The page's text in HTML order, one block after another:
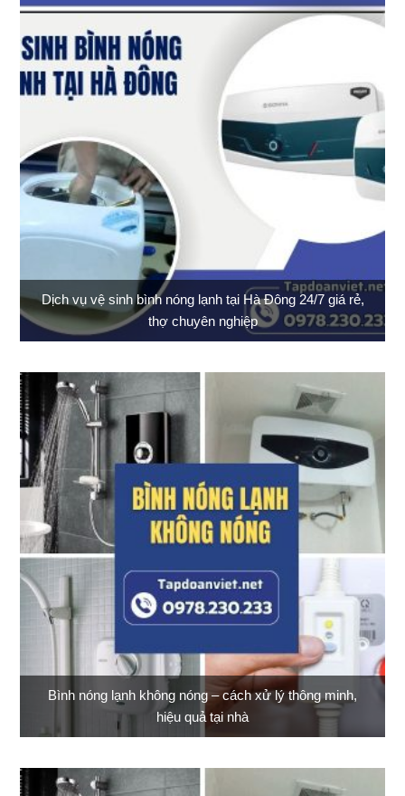
Dịch vụ vệ sinh bình nóng lạnh tại Hà Đông 24/7 giá rẻ,
thợ chuyên nghiệp
Bình nóng lạnh không nóng – cách xử lý thông minh,
hiệu quả tại nhà